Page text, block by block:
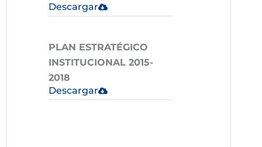
Descargar
PLAN ESTRATÉGICO
INSTITUCIONAL 2015-
2018
Descargar